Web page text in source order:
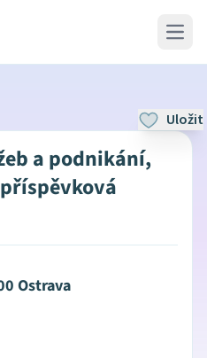
Open
Uložit
a podnikání,
Ostrava